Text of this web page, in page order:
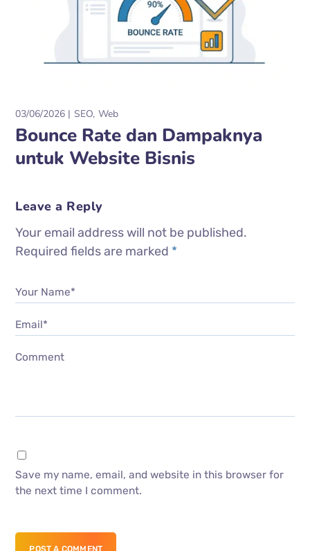
03/06/2026 SEO Web
Bounce Rate dan Dampaknya
untuk Website Bisnis
Leave a Reply
Your email address will not be published.
Required fields are marked *
Your Name*
Email*
Comment
Save my name, email, and website in this browser for
the next time I comment.
POST A COMMENT